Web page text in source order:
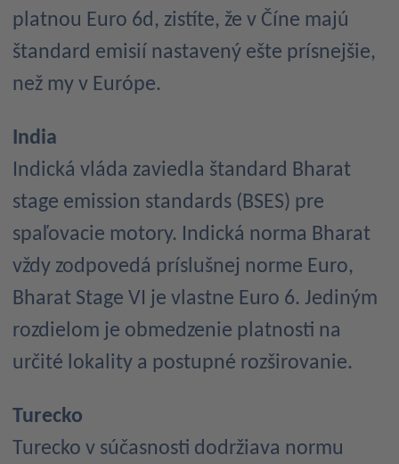
platnou Euro 6d, zistíte, že v Číne majú
štandard emisií nastavený ešte prísnejšie,
než my v Európe.
India
Indická vláda zaviedla štandard Bharat
stage emission standards (BSES) pre
spaľovacie motory. Indická norma Bharat
vždy zodpovedá príslušnej norme Euro,
Bharat Stage VI je vlastne Euro 6. Jediným
rozdielom je obmedzenie platnosti na
určité lokality a postupné rozširovanie.
Turecko
Turecko v súčasnosti dodržiava normu